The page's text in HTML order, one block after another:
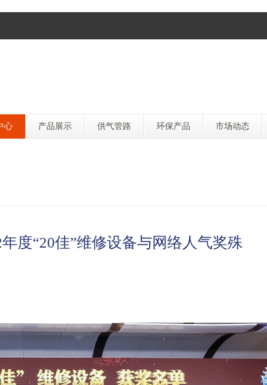
心 产品展示 供气管路 环保产品 市场动态
度“20佳”维修设备与网络人气奖殊